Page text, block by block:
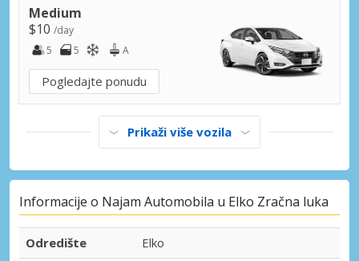
Medium
$10 /day
5
5 A
Pogledajte ponudu
Prikaži više vozila
Informacije o Najam Automobila u Elko Zračna luka
Odredište
Elko